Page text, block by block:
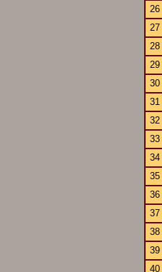
26
27
28
29
30
31
32
33
34
35
36
37
38
39
40